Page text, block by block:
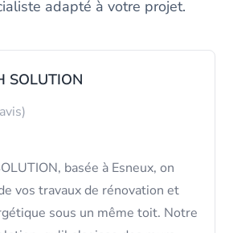
adapté à votre projet.
SOLUTION
basée à Esneux, on
vos travaux de rénovation et
sous un même toit. Notre